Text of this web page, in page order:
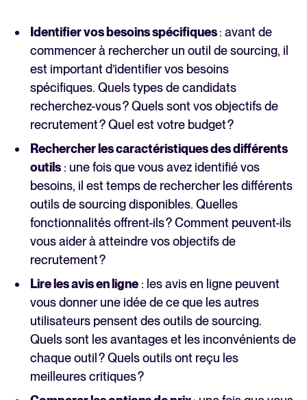
Identifier vos besoins spécifiques: avant de
commencer à rechercher un outil de sourcing, il
est important d’identifier vos besoins
spécifiques. Quels types de candidats
recherchez-vous ? Quels sont vos objectifs de
recrutement ? Quel est votre budget ?
Rechercher les caractéristiques des différents
outils: une fois que vous avez identifié vos
besoins, il est temps de rechercher les différents
outils de sourcing disponibles. Quelles
fonctionnalités offrent-ils ? Comment peuvent-ils
vous aider à atteindre vos objectifs de
recrutement ?
Lire les avis en ligne: les avis en ligne peuvent
vous donner une idée de ce que les autres
utilisateurs pensent des outils de sourcing.
Quels sont les avantages et les inconvénients de
chaque outil ? Quels outils ont reçu les
meilleures critiques ?